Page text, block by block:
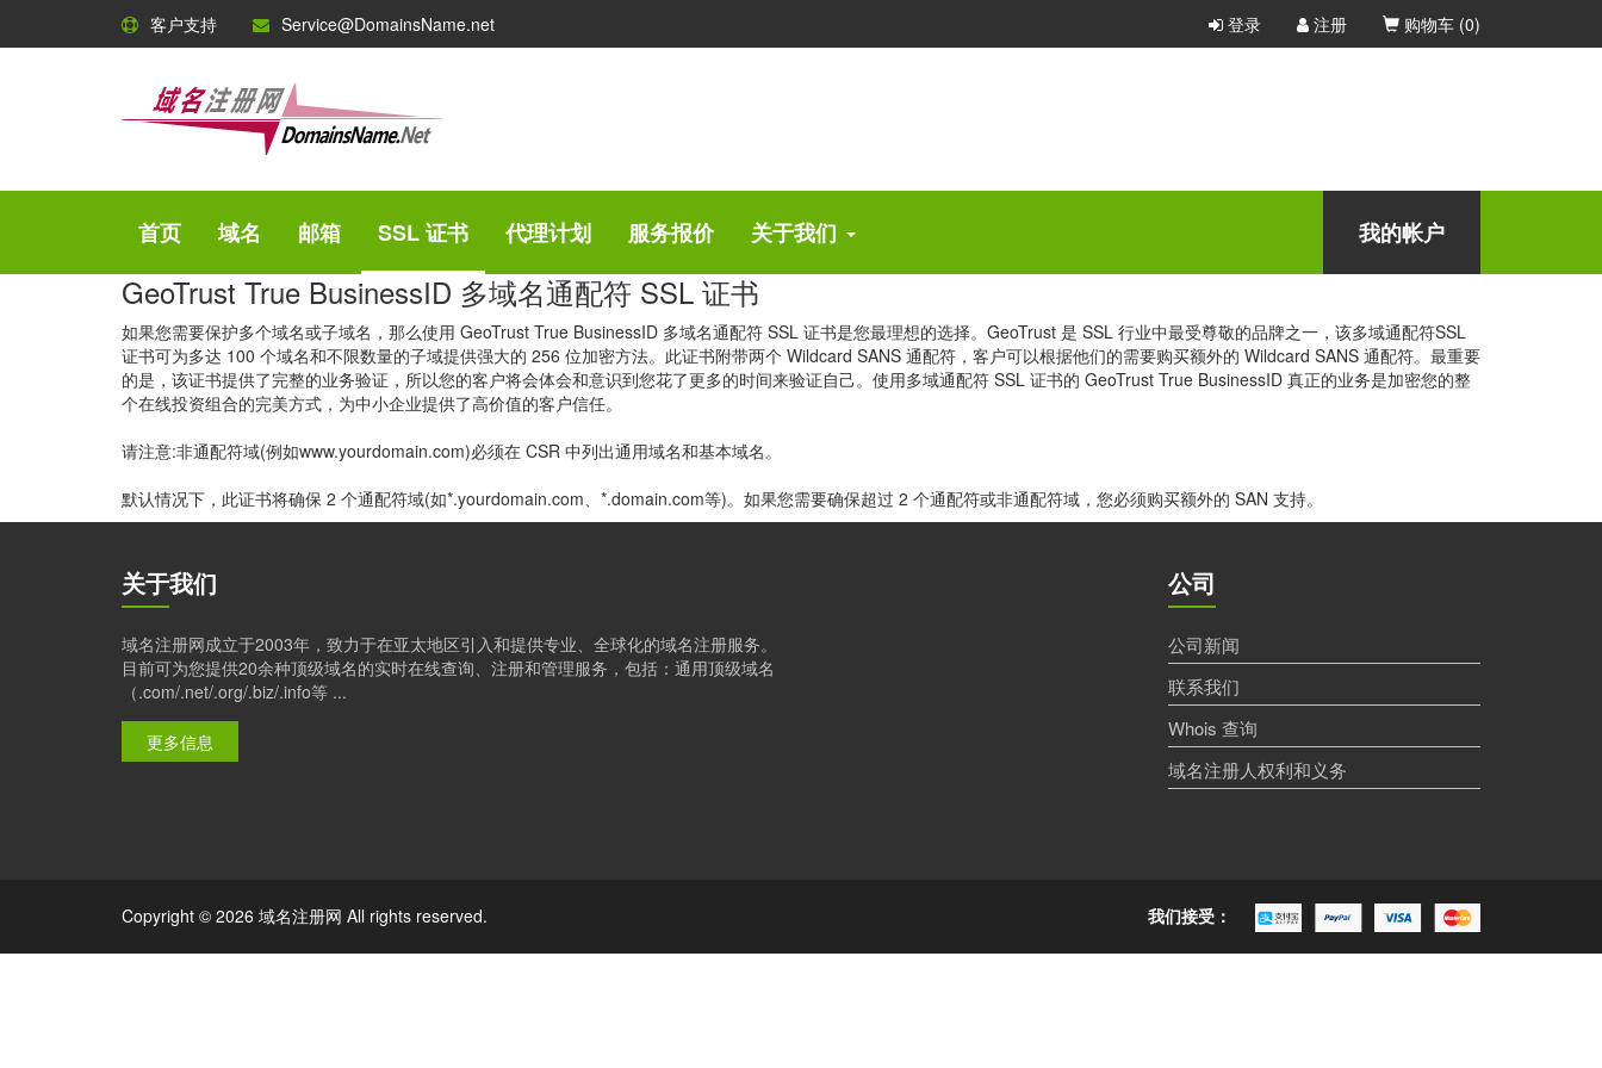
客户支持 Service@DomainsName.net 登录 注册 购物车 (0)
首页 域名 邮箱 SSL 证书 代理计划 服务报价 关于我们 我的帐户
GeoTrust SSL 证书
150 多个国家超过 50 万用户在使用 GeoTrust SSL 证书
GeoTrust 是值得信赖的网络安全品牌之一。凭借对企业级加密解决方案的高度专注，GeoTrust 非常适合希望在预算范围内保护其网站的任何公司或组织。
GeoTrust True BusinessID 多域名通配符 SSL 证书
如果您需要保护多个域名或子域名，那么使用 GeoTrust True BusinessID 多域名通配符 SSL 证书是您最理想的选择。GeoTrust 是 SSL 行业中最受尊敬的品牌之一，该多域通配符SSL
证书可为多达 100 个域名和不限数量的子域提供强大的 256 位加密方法。此证书附带两个 Wildcard SANS 通配符，客户可以根据他们的需要购买额外的 Wildcard SANS 通配符。最重要
的是，该证书提供了完整的业务验证，所以您的客户将会体会和意识到您花了更多的时间来验证自己。使用多域通配符 SSL 证书的 GeoTrust True BusinessID 真正的业务是加密您的整
个在线投资组合的完美方式，为中小企业提供了高价值的客户信任。
请注意:非通配符域(例如www.yourdomain.com)必须在 CSR 中列出通用域名和基本域名。
默认情况下，此证书将确保 2 个通配符域(如*.yourdomain.com、*.domain.com等)。如果您需要确保超过 2 个通配符或非通配符域，您必须购买额外的 SAN 支持。
关于我们
域名注册网成立于2003年，致力于在亚太地区引入和提供专业、全球化的域名注册服务。
目前可为您提供20余种顶级域名的实时在线查询、注册和管理服务，包括：通用顶级域名
（.com/.net/.org/.biz/.info等 ...
更多信息
公司
公司新闻
联系我们
Whois 查询
域名注册人权利和义务
Copyright © 2026 域名注册网 All rights reserved. 我们接受：